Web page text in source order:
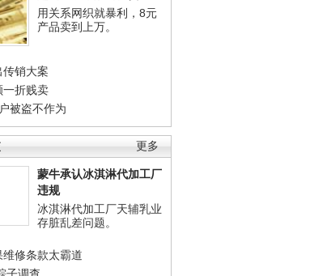
用关系网织就暴利，8元
产品卖到上万。
传销大案
一折贱卖
被盗不作为
更多
蒙牛承认冰淇淋代加工厂
违规
冰淇淋代加工厂天辅乳业
存脏乱差问题。
修条款太霸道